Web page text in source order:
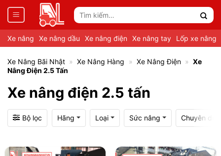
Tìm
kiếm:
Xe nâng
Xe nâng dầu Xe nâng điện Xe nâng tay Lốp xe nâng
Xe Nâng Bãi Nhật » Xe Nâng Hàng » Xe Nâng Điện » Xe
Nâng Điện 2.5 Tấn
Xe nâng điện 2.5 tấn
Bộ lọc Hãng Loại Sức nâng Chuyên